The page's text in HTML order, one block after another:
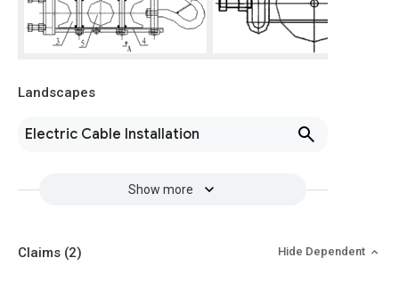
Landscapes
Electric Cable Installation
Show more
Claims (2) Hide Dependent